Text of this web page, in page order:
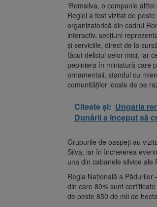
‘Romsilva, o companie
Regiei a fost vizitat de
organizatorică din cadrul
interactiv, secţiuni
şi serviciile, direct de la
făcut deliciul celor mici, iar
pepiniera în miniatură care
ornamentali, standul cu
comunităţilor locale de pe
Citeste și: Ungaria
Dunării a început să
Grupurile de oaspeţi au
Silva, iar în încheierea
una din cabanele silvice ale
Regia Naţională a
din care 80% sunt
de peste 850 de mii de